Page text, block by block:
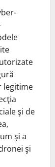
legitime
şi de
şi a
şi